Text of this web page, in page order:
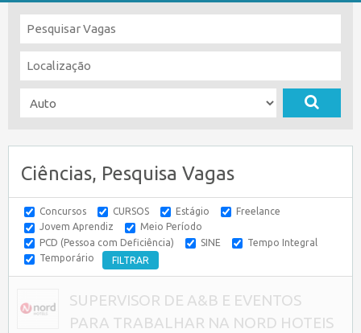
Ciências, Pesquisa Vagas
Concursos CURSOS Estágio
Freelance
Jovem Aprendiz
Meio Período
PCD (Pessoa com Deficiência)
SINE
Tempo Integral
Temporário
SUPERVISOR DE A&B E EVENTOS
PARA TRABALHAR NA NORD HOTEIS